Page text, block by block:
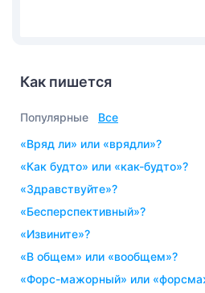
Как пишется
Популярные
Все
«вряд ли» или «врядли»?
«как будто» или «как-будто»?
«здравствуйте»?
«бесперспективный»?
«извините»?
«в общем» или «вообщем»?
«форс-мажорный» или